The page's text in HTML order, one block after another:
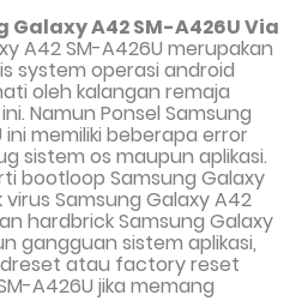
Galaxy A42 SM-A426UVia
A42 SM-A426U merupakan
system operasi android
oleh kalangan remaja
Namun Ponsel Samsung
ini memiliki beberapa error
sistem os maupun aplikasi.
bootloop Samsung Galaxy
virus Samsung Galaxy A42
hardbrick Samsung Galaxy
gangguan sistem aplikasi,
atau factory reset
A426U jika memang